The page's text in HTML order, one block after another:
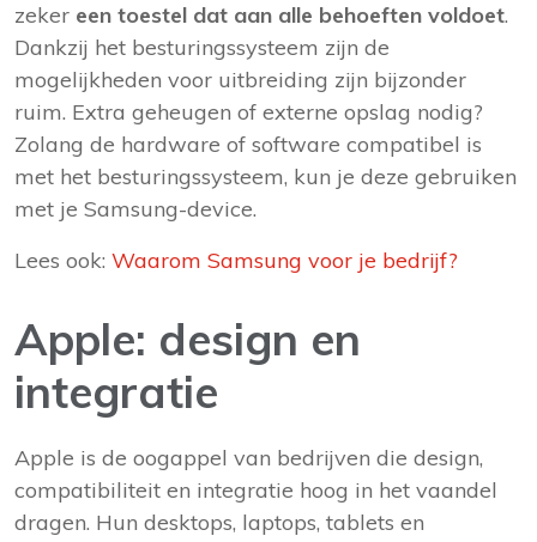
zeker een toestel dat aan alle behoeften voldoet.
Dankzij het besturingssysteem zijn de
mogelijkheden voor uitbreiding zijn bijzonder
ruim. Extra geheugen of externe opslag nodig?
Zolang de hardware of software compatibel is
met het besturingssysteem, kun je deze gebruiken
met je Samsung-device.
Lees ook: Waarom Samsung voor je bedrijf?
Apple: design en
integratie
Apple is de oogappel van bedrijven die design,
compatibiliteit en integratie hoog in het vaandel
dragen. Hun desktops, laptops, tablets en